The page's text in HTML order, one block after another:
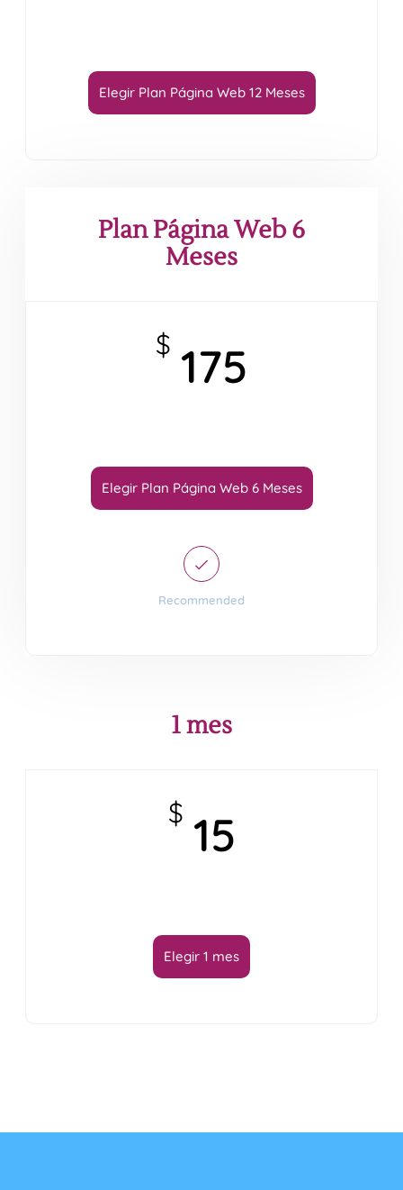
Elegir Plan Página Web 12 Meses
Plan Página Web 6
Meses
$ 175
Elegir Plan Página Web 6 Meses
Recommended
1 mes
$ 15
Elegir 1 mes